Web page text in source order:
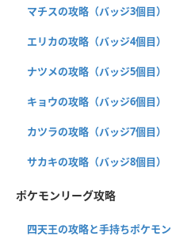
マチスの攻略（バッジ3個目）
エリカの攻略（バッジ4個目）
ナツメの攻略（バッジ5個目）
キョウの攻略（バッジ6個目）
カツラの攻略（バッジ7個目）
サカキの攻略（バッジ8個目）
ポケモンリーグ攻略
四天王の攻略と手持ちポケモン